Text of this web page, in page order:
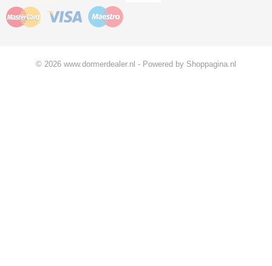
© 2026 www.dormerdealer.nl - Powered by Shoppagina.nl